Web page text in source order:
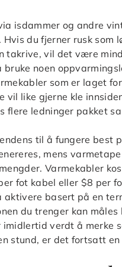
isdammer og andre
du fjerner rusk
takrive, vil det være
noen
som er laget
vil like gjerne kle
flere ledninger pakket
til å fungere best
mens
Varmekabler
fot kabel eller $8 per
aktivere basert på en
du trenger kan
imidlertid verdt å merke
stund, er det fortsatt